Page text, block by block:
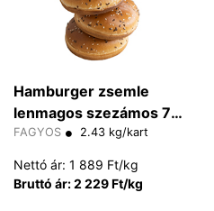
Hamburger zsemle
lenmagos szezámos 79-
83 g/db
FAGYOS 2.43 kg/kart
Nettó ár: 1 889 Ft/kg
Bruttó ár: 2 229 Ft/kg